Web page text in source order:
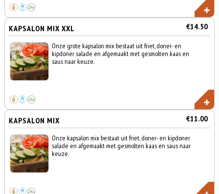
KAPSALON MIX XXL €14.50
Onze grote kapsalon mix bestaat uit friet, doner- en
kipdoner salade en afgemaakt met gesmolten kaas en
saus naar keuze.
KAPSALON MIX €11.00
Onze kapsalon mix bestaat uit friet, doner- en kipdoner
salade en afgemaakt met gesmolten kaas en saus naar
keuze.